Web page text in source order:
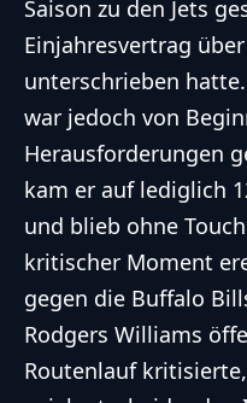
Saison zu den Jets
Einjahresvertrag
unterschrieben
war jedoch von
Herausforderungen
kam er auf lediglich
und blieb ohne
kritischer Moment
gegen die Buffalo
Rodgers Williams
Routenlauf